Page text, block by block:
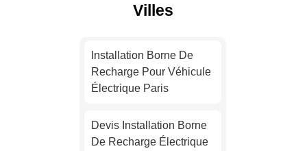
Villes
Installation Borne De
Recharge Pour Véhicule
Électrique Paris
Devis Installation Borne
De Recharge Électrique